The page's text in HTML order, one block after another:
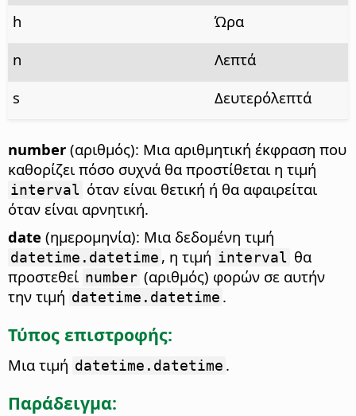
h
Ώρα
n
Λεπτά
s
Δευτερόλεπτά
number (αριθμός): Μια αριθμητική έκφραση που
καθορίζει πόσο συχνά θα προστίθεται η τιμή
interval όταν είναι θετική ή θα αφαιρείται
όταν είναι αρνητική.
date (ημερομηνία): Μια δεδομένη τιμή
datetime.datetime , η τιμή interval θα
προστεθεί number (αριθμός) φορών σε αυτήν
την τιμή datetime.datetime .
Τύπος επιστροφής:
Μια τιμή datetime.datetime .
Παράδειγμα: